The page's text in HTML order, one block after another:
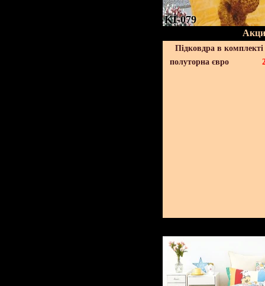
KI-079
Підковдра в
полуторна євро